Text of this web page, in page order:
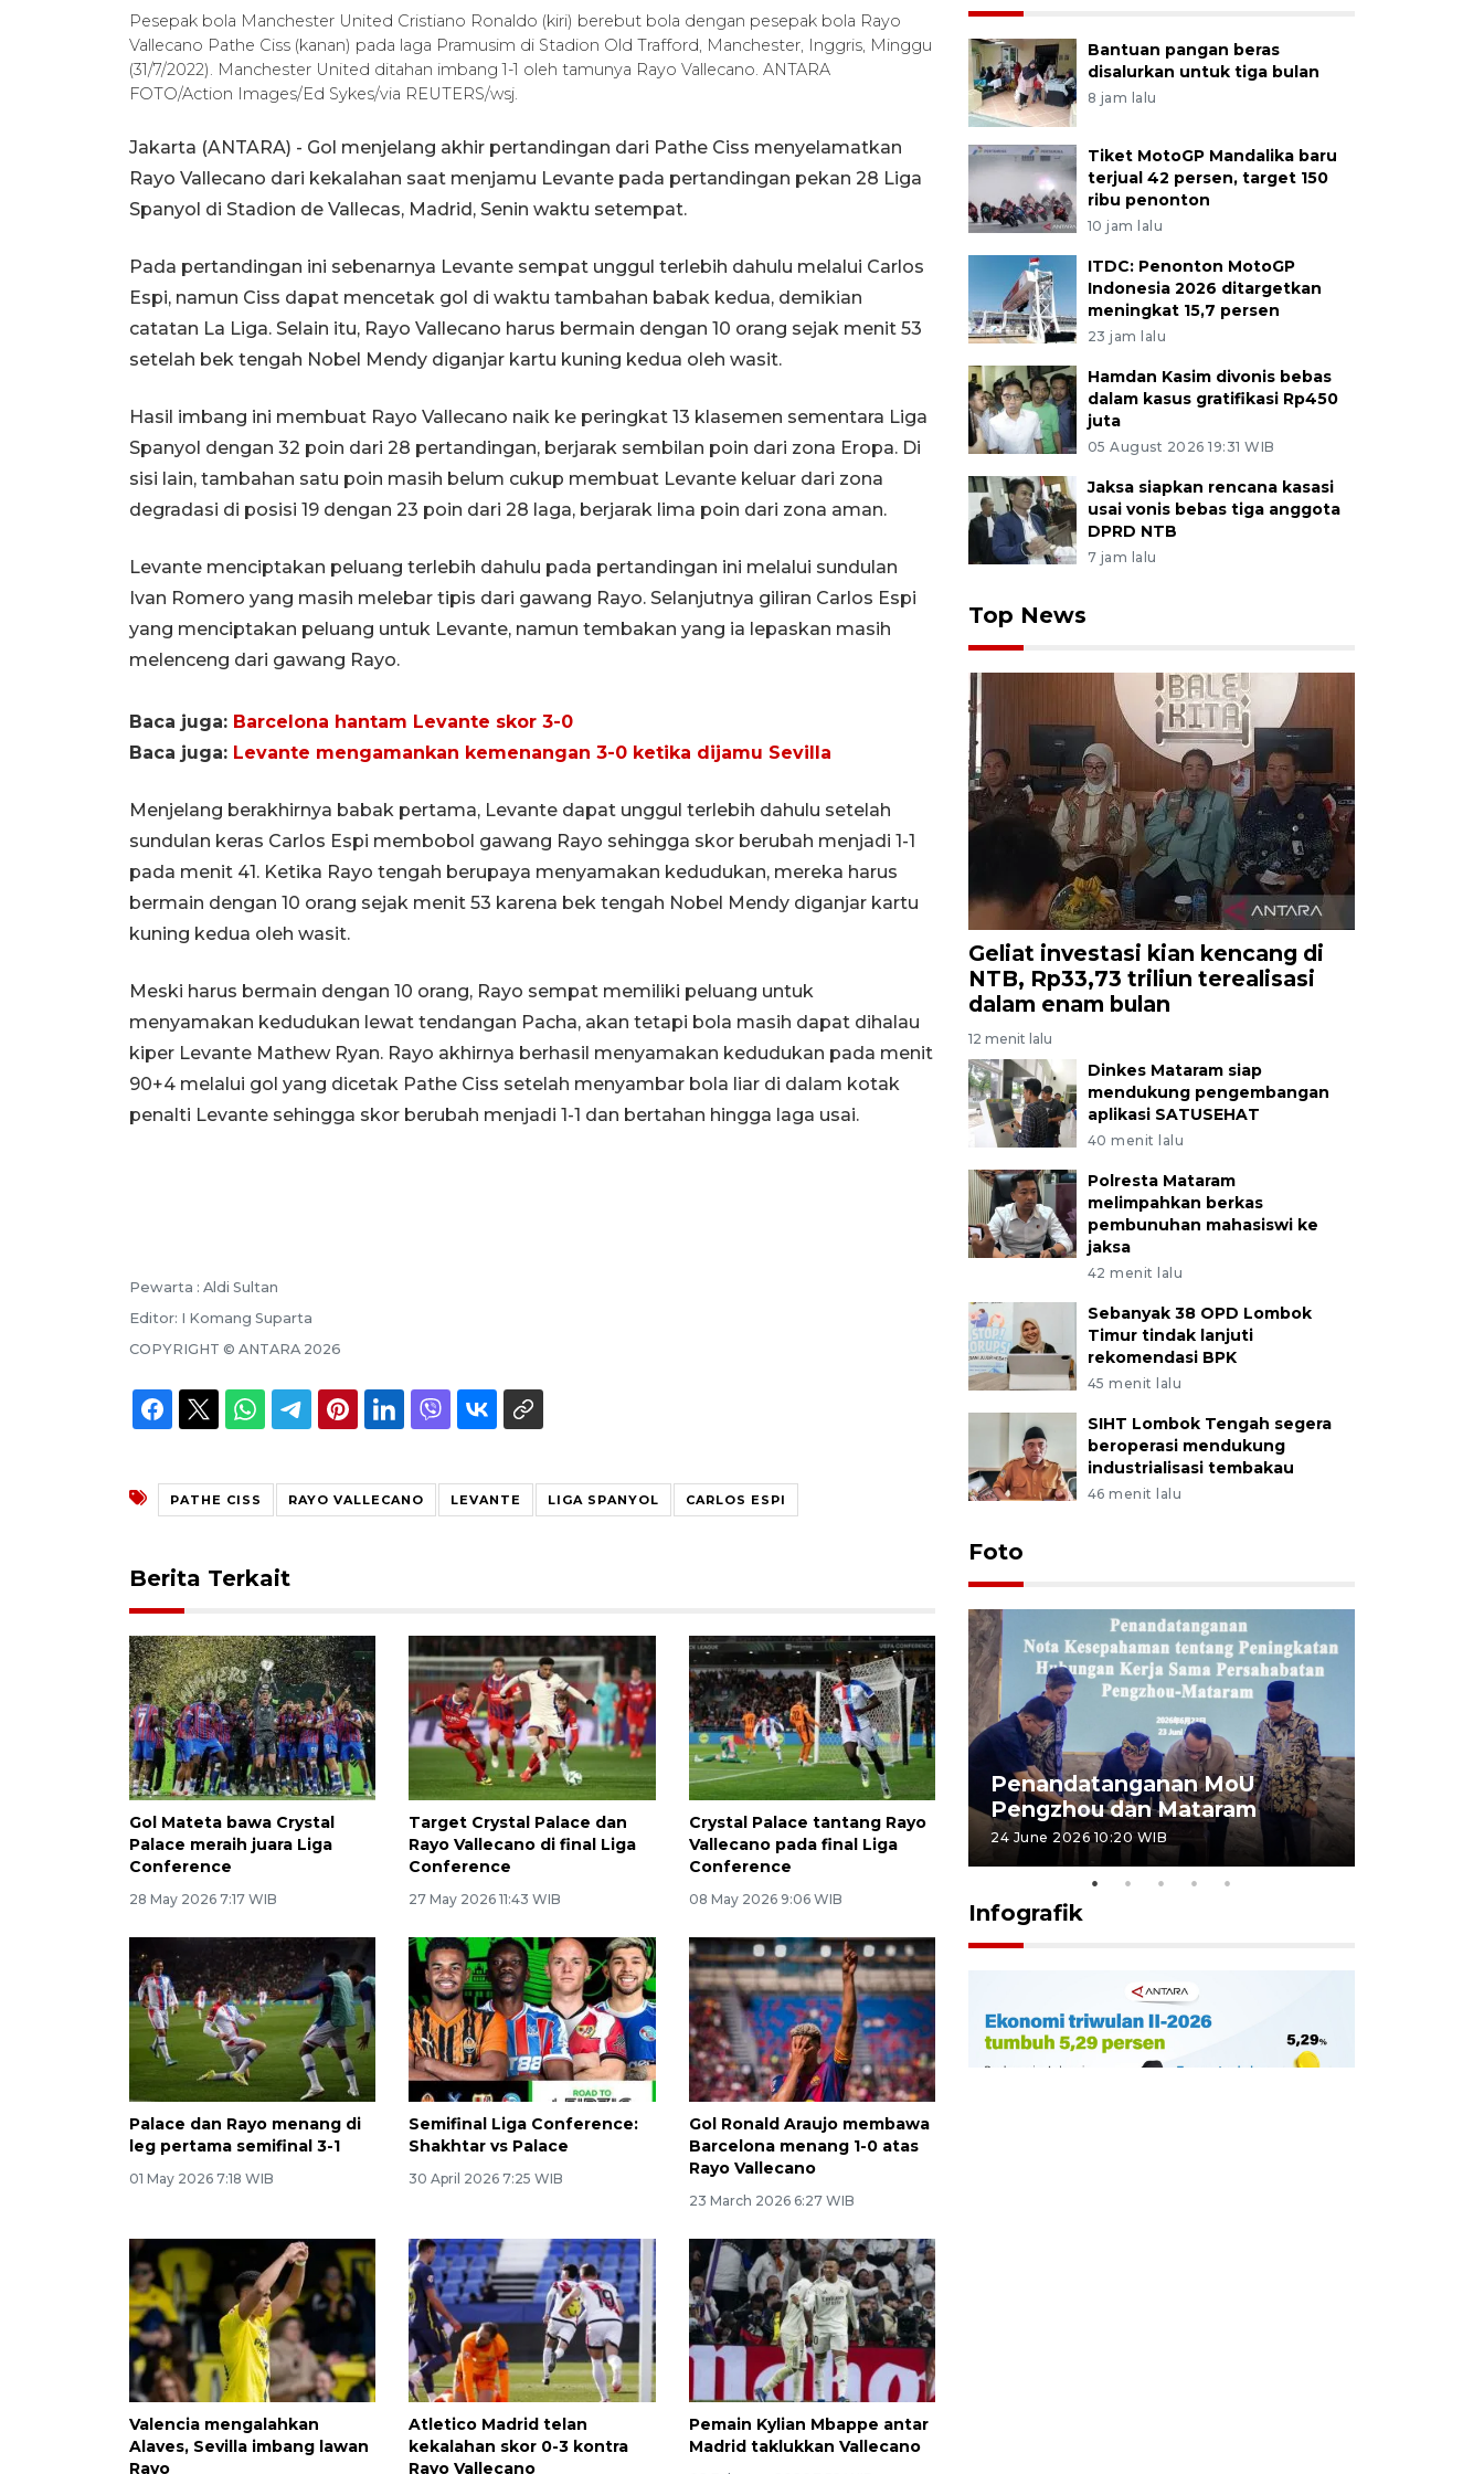
Pesepak bola Manchester United Cristiano Ronaldo (kiri) berebut bola dengan pesepak bola Rayo
Vallecano Pathe Ciss (kanan) pada laga Pramusim di Stadion Old Trafford, Manchester, Inggris, Minggu
(31/7/2022). Manchester United ditahan imbang 1-1 oleh tamunya Rayo Vallecano. ANTARA
FOTO/Action Images/Ed Sykes/via REUTERS/wsj.
Jakarta (ANTARA) - Gol menjelang akhir pertandingan dari Pathe Ciss menyelamatkan
Rayo Vallecano dari kekalahan saat menjamu Levante pada pertandingan pekan 28 Liga
Spanyol di Stadion de Vallecas, Madrid, Senin waktu setempat.
Pada pertandingan ini sebenarnya Levante sempat unggul terlebih dahulu melalui Carlos
Espi, namun Ciss dapat mencetak gol di waktu tambahan babak kedua, demikian
catatan La Liga. Selain itu, Rayo Vallecano harus bermain dengan 10 orang sejak menit 53
setelah bek tengah Nobel Mendy diganjar kartu kuning kedua oleh wasit.
Hasil imbang ini membuat Rayo Vallecano naik ke peringkat 13 klasemen sementara Liga
Spanyol dengan 32 poin dari 28 pertandingan, berjarak sembilan poin dari zona Eropa. Di
sisi lain, tambahan satu poin masih belum cukup membuat Levante keluar dari zona
degradasi di posisi 19 dengan 23 poin dari 28 laga, berjarak lima poin dari zona aman.
Levante menciptakan peluang terlebih dahulu pada pertandingan ini melalui sundulan
Ivan Romero yang masih melebar tipis dari gawang Rayo. Selanjutnya giliran Carlos Espi
yang menciptakan peluang untuk Levante, namun tembakan yang ia lepaskan masih
melenceng dari gawang Rayo.
Baca juga: Barcelona hantam Levante skor 3-0
Baca juga: Levante mengamankan kemenangan 3-0 ketika dijamu Sevilla
Menjelang berakhirnya babak pertama, Levante dapat unggul terlebih dahulu setelah
sundulan keras Carlos Espi membobol gawang Rayo sehingga skor berubah menjadi 1-1
pada menit 41. Ketika Rayo tengah berupaya menyamakan kedudukan, mereka harus
bermain dengan 10 orang sejak menit 53 karena bek tengah Nobel Mendy diganjar kartu
kuning kedua oleh wasit.
Meski harus bermain dengan 10 orang, Rayo sempat memiliki peluang untuk
menyamakan kedudukan lewat tendangan Pacha, akan tetapi bola masih dapat dihalau
kiper Levante Mathew Ryan. Rayo akhirnya berhasil menyamakan kedudukan pada menit
90+4 melalui gol yang dicetak Pathe Ciss setelah menyambar bola liar di dalam kotak
penalti Levante sehingga skor berubah menjadi 1-1 dan bertahan hingga laga usai.
Pewarta : Aldi Sultan
Editor: I Komang Suparta
COPYRIGHT © ANTARA 2026
PATHE CISS RAYO VALLECANO LEVANTE LIGA SPANYOL CARLOS ESPI
Berita Terkait
Gol Mateta bawa Crystal
Palace meraih juara Liga
Conference
28 May 2026 7:17 WIB
Target Crystal Palace dan
Rayo Vallecano di final Liga
Conference
27 May 2026 11:43 WIB
Crystal Palace tantang Rayo
Vallecano pada final Liga
Conference
08 May 2026 9:06 WIB
Palace dan Rayo menang di
leg pertama semifinal 3-1
01 May 2026 7:18 WIB
Semifinal Liga Conference:
Shakhtar vs Palace
30 April 2026 7:25 WIB
Gol Ronald Araujo membawa
Barcelona menang 1-0 atas
Rayo Vallecano
23 March 2026 6:27 WIB
Valencia mengalahkan
Alaves, Sevilla imbang lawan
Rayo
Atletico Madrid telan
kekalahan skor 0-3 kontra
Rayo Vallecano
Pemain Kylian Mbappe antar
Madrid taklukkan Vallecano
Bantuan pangan beras
disalurkan untuk tiga bulan
8 jam lalu
Tiket MotoGP Mandalika baru
terjual 42 persen, target 150
ribu penonton
10 jam lalu
ITDC: Penonton MotoGP
Indonesia 2026 ditargetkan
meningkat 15,7 persen
23 jam lalu
Hamdan Kasim divonis bebas
dalam kasus gratifikasi Rp450
juta
05 August 2026 19:31 WIB
Jaksa siapkan rencana kasasi
usai vonis bebas tiga anggota
DPRD NTB
7 jam lalu
Top News
Geliat investasi kian kencang di
NTB, Rp33,73 triliun terealisasi
dalam enam bulan
12 menit lalu
Dinkes Mataram siap
mendukung pengembangan
aplikasi SATUSEHAT
40 menit lalu
Polresta Mataram
melimpahkan berkas
pembunuhan mahasiswi ke
jaksa
42 menit lalu
Sebanyak 38 OPD Lombok
Timur tindak lanjuti
rekomendasi BPK
45 menit lalu
SIHT Lombok Tengah segera
beroperasi mendukung
industrialisasi tembakau
46 menit lalu
Foto
Sidang putusan terdakwa
pembunuhan Brigadir Nurhadi
10 March 2026 12:55 WIB
Penandatanganan MoU
Pengzhou dan Mataram
24 June 2026 10:20 WIB
Infografik